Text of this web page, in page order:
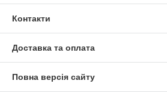
Контакти
Доставка та оплата
Повна версія сайту